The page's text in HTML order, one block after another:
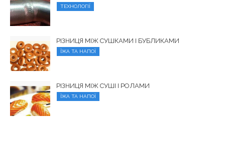
ТЕХНОЛОГІЇ
РІЗНИЦЯ МІЖ СУШКАМИ І БУБЛИКАМИ
ЇЖА ТА НАПОЇ
РІЗНИЦЯ МІЖ СУШІ І РОЛАМИ
ЇЖА ТА НАПОЇ